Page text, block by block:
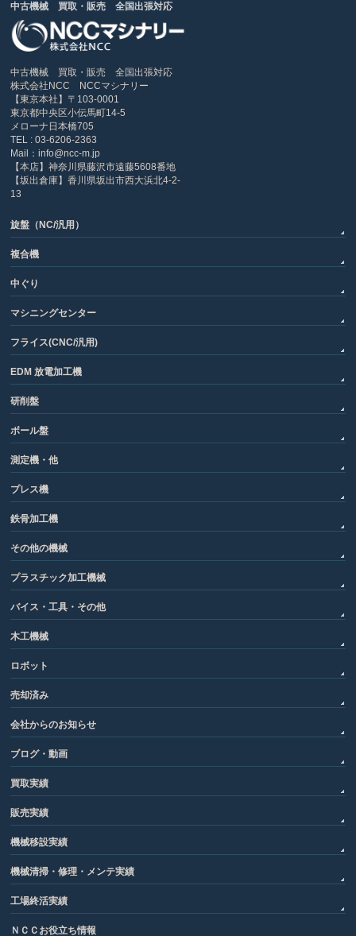
中古機械 買取・販売 全国出張対応
中古機械 買取・販売 全国出張対応
株式会社NCC NCCマシナリー
【東京本社】〒103-0001
東京都中央区小伝馬町14-5
メローナ日本橋705
TEL : 03-6206-2363
Mail：info@ncc-m.jp
【本店】神奈川県藤沢市遠藤5608番地
【坂出倉庫】香川県坂出市西大浜北4-2-
13
旋盤（NC/汎用）
複合機
中ぐり
マシニングセンター
フライス(CNC/汎用)
EDM 放電加工機
研削盤
ボール盤
測定機・他
プレス機
鉄骨加工機
その他の機械
プラスチック加工機械
バイス・工具・その他
木工機械
ロボット
売却済み
会社からのお知らせ
ブログ・動画
買取実績
販売実績
機械移設実績
機械清掃・修理・メンテ実績
工場終活実績
ＮＣＣお役立ち情報